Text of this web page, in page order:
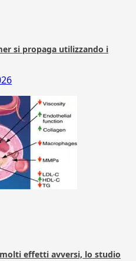
si propaga utilizzando i
effetti avversi, lo studio